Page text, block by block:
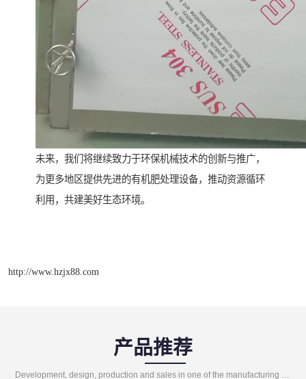
未来，我们将继续致力于环保机械技术的创新与推广，
为更多地区提供先进的有机肥处理设备，推动资源循环
利用，共建美好生态环境。
http://www.hzjx88.com
产品推荐